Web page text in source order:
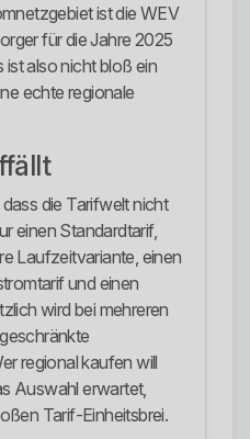
ist die WEV
für die Jahre 2025
also nicht bloß ein
echte regionale
die Tarifwelt nicht
einen Standardtarif,
Laufzeitvariante, einen
und einen
wird bei mehreren
regional kaufen will
Auswahl erwartet,
Tarif-Einheitsbrei.